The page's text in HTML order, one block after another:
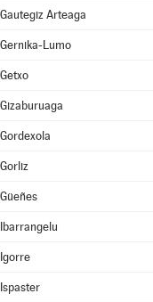
Gautegiz Arteaga
Gernika-Lumo
Getxo
Gizaburuaga
Gordexola
Gorliz
Güeñes
Ibarrangelu
Igorre
Ispaster